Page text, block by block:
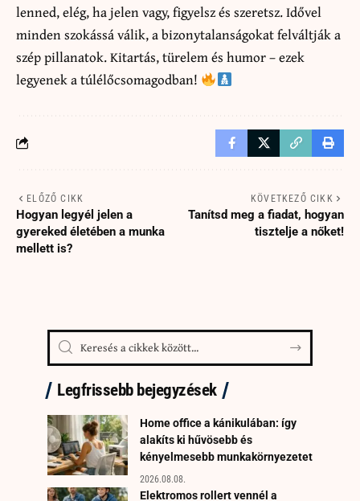
lenned, elég, ha jelen vagy, figyelsz és szeretsz. Idővel
minden szokássá válik, a bizonytalanságokat felváltják a
szép pillanatok. Kitartás, türelem és humor – ezek
legyenek a túlélőcsomagodban!
ELŐZŐ CIKK
Hogyan legyél jelen a
gyereked életében a munka
mellett is?
KÖVETKEZŐ CIKK
Tanítsd meg a fiadat, hogyan
tisztelje a nőket!
Legfrissebb bejegyzések
Home office a kánikulában: így
alakíts ki hűvösebb és
kényelmesebb munkakörnyezetet
2026.08.08.
Elektromos rollert vennél a